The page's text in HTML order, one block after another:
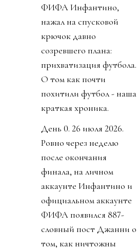
ФИФА Инфантино,
нажал на спусковой
крючок давно
созревшего плана:
прихватизация футбола.
О том как почти
похитили футбол - наша
краткая хроника.
День 0. 26 июля 2026.
Ровно через неделю
после окончания
финала, на личном
аккаунте Инфантино и
официальном аккаунте
ФИФА появился 887-
словный пост Джанни о
том, как ничтожны